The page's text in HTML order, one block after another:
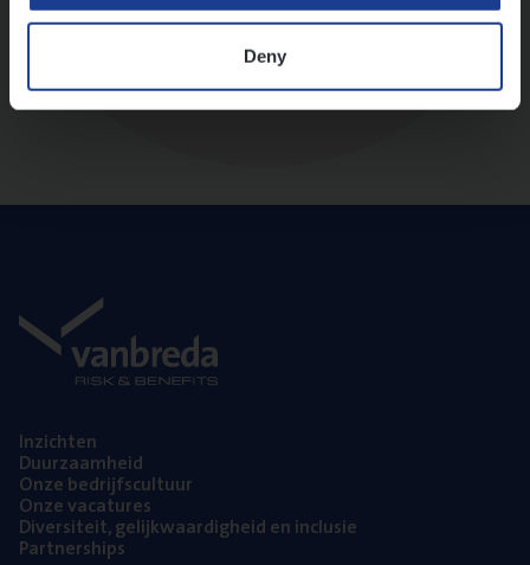
Deny
Inzich­ten
Duur­zaam­heid
Onze bedrijfs­cul­tuur
Onze vaca­tu­res
Diver­si­teit, gelijk­waar­dig­heid en inclusie
Part­ner­ships